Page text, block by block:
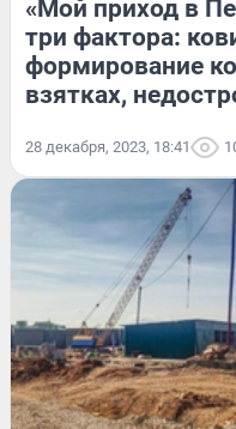
«Мой приход в
три фактора:
формирование
взятках,
28 декабря, 2023, 18:41